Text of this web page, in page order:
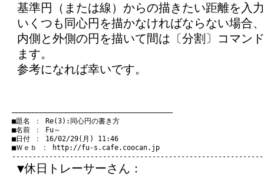
基準円（または線）からの描きたい距離を入
いくつも同心円を描かなければならない場合、
内側と外側の円を描いて間は〔分割〕コマン
ます。
参考になれば幸いです。
───────────────────────────────────────
■題名 ： Re(3):同心円の書き方
■名前 ： Fu～
■日付 ： 16/02/29(月) 11:46
■Ｗｅｂ ：
http://fu-s.cafe.coocan.jp
▼休日トレーサーさん：